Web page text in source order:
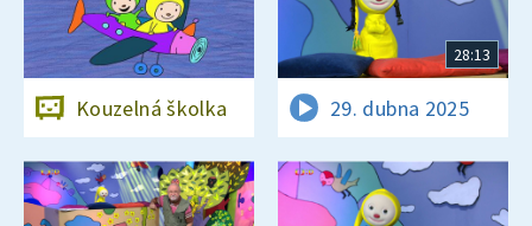
Kouzelná školka
28:13
29. dubna 2025